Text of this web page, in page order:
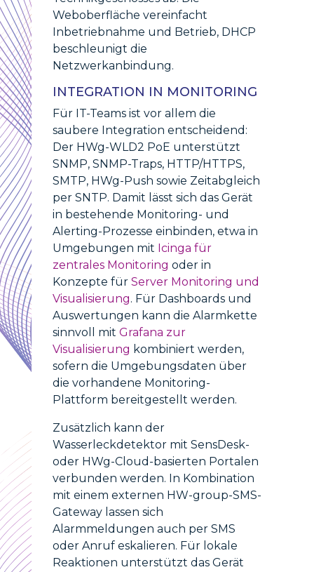
Weboberfläche vereinfacht
Inbetriebnahme und Betrieb, DHCP
beschleunigt die
Netzwerkanbindung.
INTEGRATION IN MONITORING
Für IT-Teams ist vor allem die
saubere Integration entscheidend:
Der HWg-WLD2 PoE unterstützt
SNMP, SNMP-Traps, HTTP/HTTPS,
SMTP, HWg-Push sowie Zeitabgleich
per SNTP. Damit lässt sich das Gerät
in bestehende Monitoring- und
Alerting-Prozesse einbinden, etwa in
Umgebungen mit Icinga für
zentrales Monitoring oder in
Konzepte für Server Monitoring und
Visualisierung. Für Dashboards und
Auswertungen kann die Alarmkette
sinnvoll mit Grafana zur
Visualisierung kombiniert werden,
sofern die Umgebungsdaten über
die vorhandene Monitoring-
Plattform bereitgestellt werden.
Zusätzlich kann der
Wasserleckdetektor mit SensDesk-
oder HWg-Cloud-basierten Portalen
verbunden werden. In Kombination
mit einem externen HW-group-SMS-
Gateway lassen sich
Alarmmeldungen auch per SMS
oder Anruf eskalieren. Für lokale
Reaktionen unterstützt das Gerät